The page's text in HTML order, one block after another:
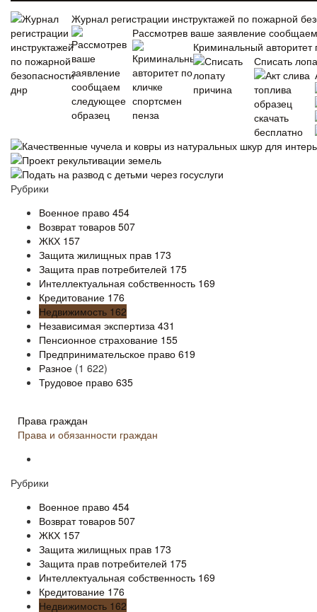
Журнал регистрации инструктажей по пожарной
Рассмотрев ваше заявление
Криминальный авторитет
Списать
Качественные чучела и ковры из натуральных шкур для
Проект рекультивации земель
Подать на развод с детьми через госуслуги
Рубрики
Военное право 454
Возврат товаров 507
ЖКХ 157
Защита жилищных прав 173
Защита прав потребителей 175
Интеллектуальная собственность 169
Кредитование 176
Недвижимость 162
Независимая экспертиза 431
Пенсионное страхование 155
Предпринимательское право 619
Разное (1 622)
Трудовое право 635
Права граждан
Права и обязанности граждан
Рубрики
Военное право 454
Возврат товаров 507
ЖКХ 157
Защита жилищных прав 173
Защита прав потребителей 175
Интеллектуальная собственность 169
Кредитование 176
Недвижимость 162